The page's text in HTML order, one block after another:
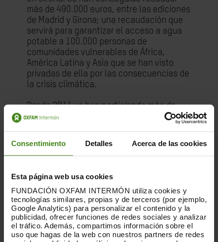
Consentimiento Detalles Acerca de las cookies
Esta página web usa cookies
FUNDACIÓN OXFAM INTERMÓN utiliza cookies y
tecnologías similares, propias y de terceros (por ejemplo,
Google Analytics) para personalizar el contenido y la
publicidad, ofrecer funciones de redes sociales y analizar
el tráfico. Además, compartimos información sobre el
uso que hagas de la web con nuestros partners de redes
más de 490.000 euros, entre las ediciones
de Madrid y Girona; una recaudación que
servirá para garantizar el acceso a agua
potable a 100.000 personas de
comunidades vulnerables de África,
América Latina y Asia que se han visto
privadas de ella por las consecuencias de
la crisis climática.
Desde 2011 ya han participado más de
30.000 personas y se han recaudado más
de 8 millones de euros con los que se ha
más de un millón de personas. La
recaudación conseguida gracias al Oxfam
hacerle frente a las emergencias
humanitarias causadas por el cambio
climático como inundaciones o sequías.
Durante el último año -ejercicio 2023-
2024-, la organización ha apoyado a 15,3
millones de personas en 81 países junto a